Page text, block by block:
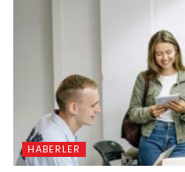
HABERLER